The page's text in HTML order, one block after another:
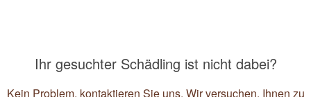
Ihr gesuchter Schädling ist nicht dabei?
Kein Problem, kontaktieren Sie uns. Wir versuchen, Ihnen zu